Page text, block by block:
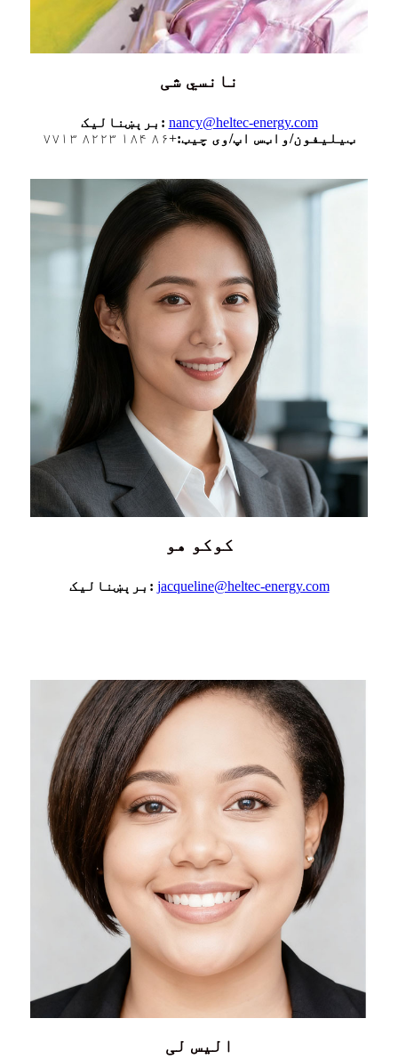
نانسي شی
برېښنالیک: nancy@heltec-energy.com
ټیلیفون/واټس اپ/وی چیټ:+۸۶ ۱۸۴ ۸۲۲۳ ۷۷۱۳
کوکو هو
برېښنالیک: jacqueline@heltec-energy.com
الیس لی